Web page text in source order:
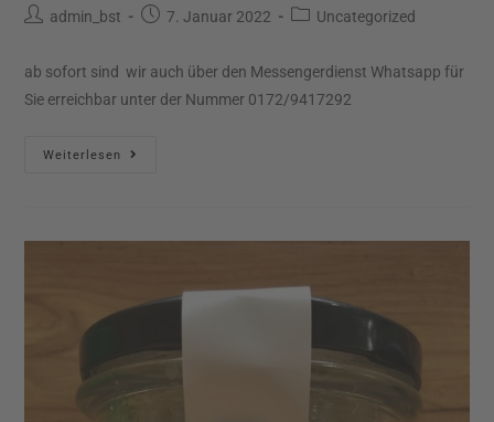
admin_bst 7. Januar 2022 Uncategorized
ab sofort sind wir auch über den Messengerdienst Whatsapp für
Sie erreichbar unter der Nummer 0172/9417292
Weiterlesen